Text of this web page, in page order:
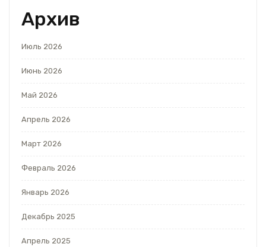
Архив
Июль 2026
Июнь 2026
Май 2026
Апрель 2026
Март 2026
Февраль 2026
Январь 2026
Декабрь 2025
Апрель 2025